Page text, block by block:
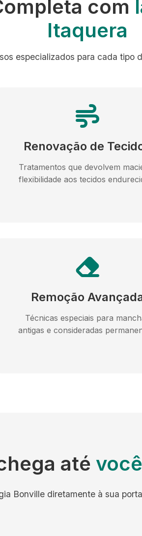
com
Itaquera
especializados para cada tipo
Renovação de
Tratamentos que devolvem
flexibilidade aos tecidos
Remoção
Técnicas especiais para
antigas e consideradas
até você
Bonville diretamente à sua